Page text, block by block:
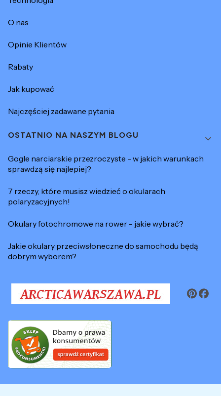
O nas
Opinie Klientów
Rabaty
Jak kupować
Najczęściej zadawane pytania
OSTATNIO NA NASZYM BLOGU
Gogle narciarskie przezroczyste - w jakich warunkach
sprawdzą się najlepiej?
7 rzeczy, które musisz wiedzieć o okularach
polaryzacyjnych!
Okulary fotochromowe na rower - jakie wybrać?
Jakie okulary przeciwsłoneczne do samochodu będą
dobrym wyborem?